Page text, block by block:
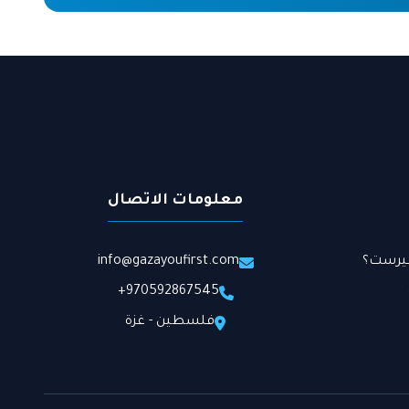
معلومات الاتصال
info@gazayoufirst.com
970592867545+
فلسطين - غزة